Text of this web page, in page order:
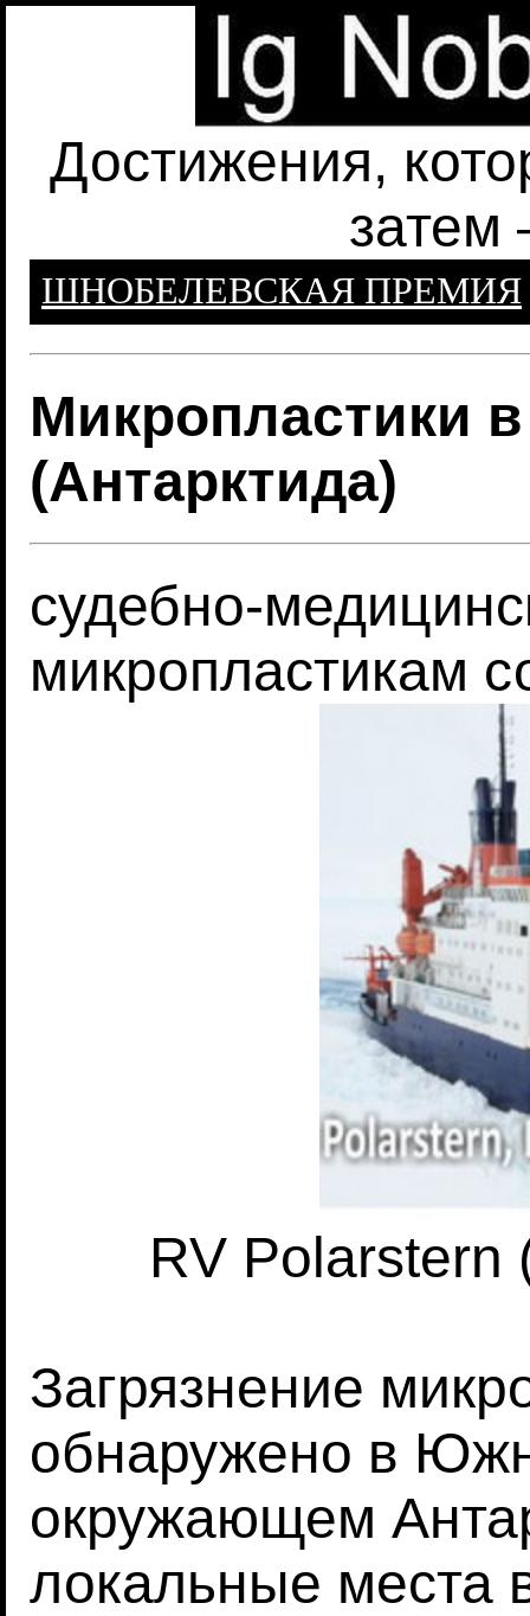
Достижения,
затем
ШНОБЕЛЕВСКАЯ ПРЕМИЯ
Микропластики
(Антарктида)
судебно-
микропластикам
RV Polarstern
Загрязнение
обнаружено в
окружающем
локальные места